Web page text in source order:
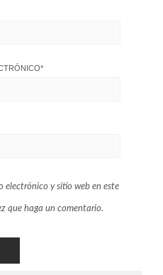
*
electrónico y sitio web en este
que haga un comentario.